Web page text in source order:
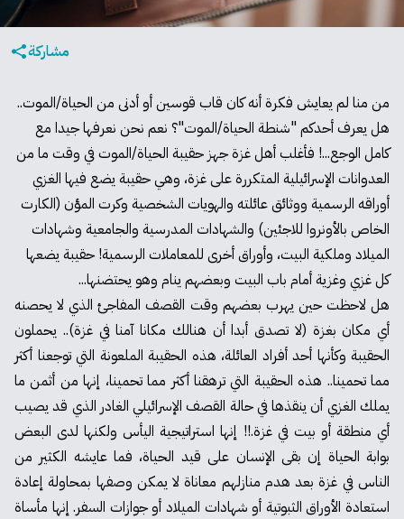
مشاركة
من منا لم يعايش فكرة أنه كان قاب قوسين أو أدنى من الحياة/الموت..
هل يعرف أحدكم "شنطة الحياة/الموت"؟ نعم نحن نعرفها جيدا مع
كامل الوجع...! فأغلب أهل غزة جهز حقيبة الحياة/الموت في وقت ما من
العدوانات الإسرائيلية المتكررة على غزة، وهي حقيبة يضع فيها الغزي
أوراقه الرسمية ووثائق عائلته والهويات الشخصية وكرت المؤن (الكارت
الخاص بالأونروا للاجئين) والشهادات المدرسية والجامعية وشهادات
الميلاد وملكية البيت، وأوراق أخرى للمعاملات الرسمية! حقيبة يضعها
كل غزي وغزية أمام باب البيت وبعضهم ينام وهو يحتضنها...
هل لاحظت حين يهرب بعضهم وقت القصف المفاجئ الذي لا يحصنه
أي مكان بغزة (لا تصدق أبدا أن هنالك مكانا آمنا في غزة).. يحملون
الحقيبة وكأنها أحد أفراد العائلة، هذه الحقيبة الملعونة التي توجعنا أكثر
مما تحمينا.. هذه الحقيبة التي ترهقنا أكثر مما تحمينا، إنها من أثمن ما
يملك الغزي أن ينقذها في حالة القصف الإسرائيلي الغادر الذي قد يصيب
أي منطقة أو بيت في غزة.!! إنها استراتيجية اليأس ولكنها لدى البعض
بوابة الحياة إن بقى الإنسان على قيد الحياة، فما عايشه الكثير من
الناس في غزة بعد هدم منازلهم معاناة لا يمكن وصفها بمحاولة إعادة
استعادة الأوراق الثبوتية أو شهادات الميلاد أو جوازات السفر. إنها مأساة